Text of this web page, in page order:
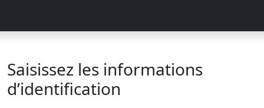
Saisissez les informations
d’identification